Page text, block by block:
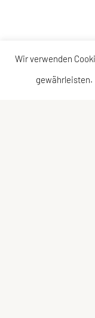
Wir verwenden
gewährleisten.